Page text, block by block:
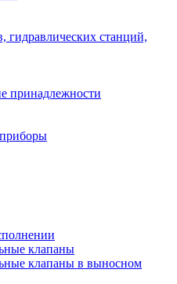
гидравлических станций,
принадлежности
клапаны
клапаны в выносном